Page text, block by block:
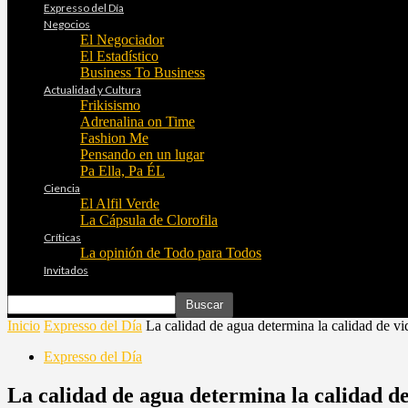
Expresso del Día
Negocios
El Negociador
El Estadístico
Business To Business
Actualidad y Cultura
Frikisismo
Adrenalina on Time
Fashion Me
Pensando en un lugar
Pa Ella, Pa ÉL
Ciencia
El Alfil Verde
La Cápsula de Clorofila
Críticas
La opinión de Todo para Todos
Invitados
Inicio Expresso del Día La calidad de agua determina la calidad de
Expresso del Día
La calidad de agua determina la calidad